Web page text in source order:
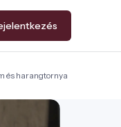
és harangtornya